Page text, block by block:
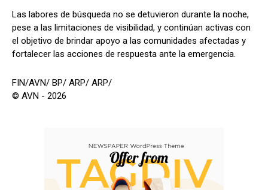
Las labores de búsqueda no se detuvieron durante la noche,
pese a las limitaciones de visibilidad, y continúan activas con
el objetivo de brindar apoyo a las comunidades afectadas y
fortalecer las acciones de respuesta ante la emergencia.
FIN/AVN/ BP/ ARP/ ARP/
© AVN - 2026